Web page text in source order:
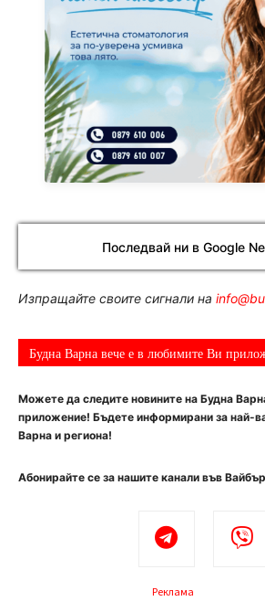
Последвай ни в Google
Изпращайте своите сигнали на
Будна Варна вече е в любимите Ви
Можете да следите новините на Будна
приложение! Бъдете информирани за най-
Варна и региона!
Абонирайте се за нашите канали във
Реклама